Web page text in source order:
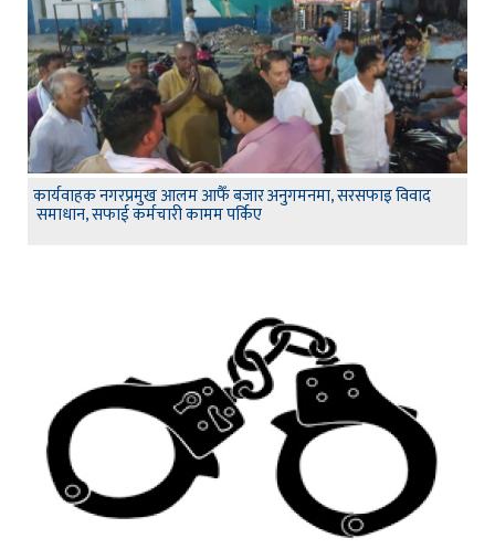
कार्यवाहक नगरप्रमुख आलम आफैँ बजार अनुगमनमा, सरसफाइ विवाद
समाधान, सफाई कर्मचारी कामम पर्किए